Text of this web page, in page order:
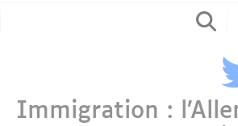
Immigration :